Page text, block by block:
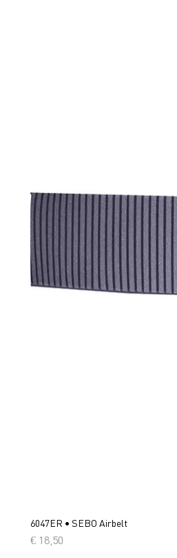
6047ER • SEBO Airbelt
Prijs
€ 18,50